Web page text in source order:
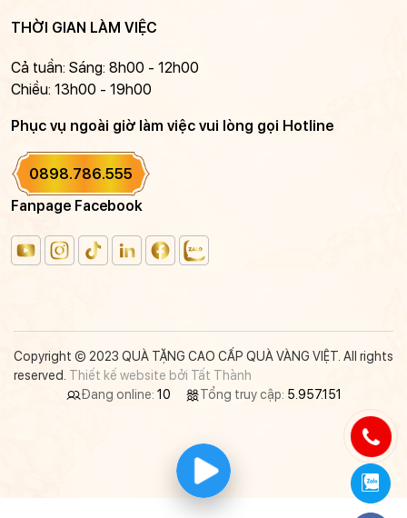
THỜI GIAN LÀM VIỆC
Cả tuần: Sáng: 8h00 - 12h00
Chiều: 13h00 - 19h00
Phục vụ ngoài giờ làm việc vui lòng gọi Hotline
0898.786.555
Fanpage Facebook
Copyright © 2023 QUÀ TẶNG CAO CẤP QUÀ VÀNG VIỆT. All rights
reserved. Thiết kế website bởi Tất Thành
Đang online: 10 Tổng truy cập: 5.957.151